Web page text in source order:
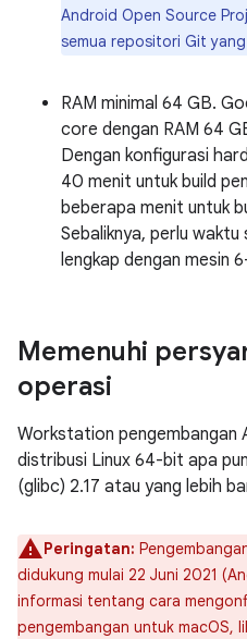
Android Open Source
semua repositori Git
RAM minimal 64 GB.
core dengan RAM 64
Dengan konfigurasi
40 menit untuk build
beberapa menit untuk
Sebaliknya, perlu
lengkap dengan mesin
Memenuhi
operasi
Workstation pengembangan
distribusi Linux 64-bit apa
(glibc) 2.17 atau yang lebih
Peringatan:
didukung mulai 22 Juni 2021
informasi tentang cara
pengembangan untuk macOS,